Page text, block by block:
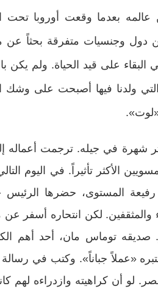
عالمه بعدما وقعت أوروبا تحت
بين دول وجنسيات متفرقة بحثاً
البقاء على قيد الحياة. ولم يكن
التي ولدنا فيها أصبحت على وشك
«لوت».
شهرة في جيله. ترجمت
الأكثر تأثيراً. في اليوم
رفيعة المستوى، حضرها الرئيس
والمثقفين. لكن انتحاره أسفر
صديقه توماس مان، أحد أهم
«عملاً جباناً». وكتب في
لو أن كراهيته وازدراءه لهم